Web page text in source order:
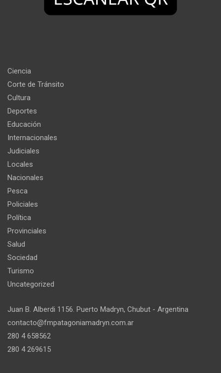
Ciencia
Corte de Tránsito
Cultura
Deportes
Educación
Internacionales
Judiciales
Locales
Nacionales
Pesca
Policiales
Política
Provinciales
Salud
Sociedad
Turismo
Uncategorized
Juan B. Alberdi 1156. Puerto Madryn, Chubut - Argentina
contacto@fmpatagoniamadryn.com.ar
280 4 658562
280 4 269615